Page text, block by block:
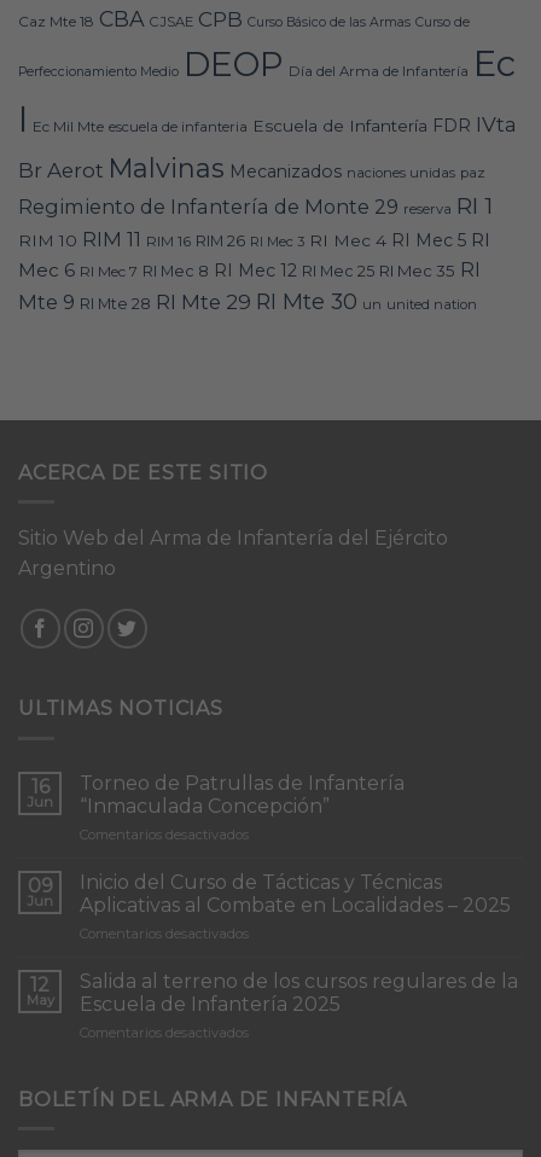
Caz Mte 18 CBA CJSAE CPB Curso Básico de las Armas Curso de
Perfeccionamiento Medio DEOP Día del Arma de Infantería Ec
I Ec Mil Mte escuela de infanteria Escuela de Infantería FDR IVta
Br Aerot Malvinas Mecanizados naciones unidas paz
Regimiento de Infantería de Monte 29 reserva RI 1
RIM 10 RIM 11 RIM 16 RIM 26 RI Mec 3 RI Mec 4 RI Mec 5 RI
Mec 6 RI Mec 7 RI Mec 8 RI Mec 12 RI Mec 25 RI Mec 35 RI
Mte 9 RI Mte 28 RI Mte 29 RI Mte 30 un united nation
ACERCA DE ESTE SITIO
Sitio Web del Arma de Infantería del Ejército
Argentino
ULTIMAS NOTICIAS
16
Jun
Torneo de Patrullas de Infantería
“Inmaculada Concepción”
Comentarios desactivadosen
de
Patrullas
de
Infantería
Concepción”
09
Jun
Inicio del Curso de Tácticas y Técnicas
Aplicativas al Combate en Localidades – 2025
Comentarios desactivadosen
del
Curso
de
Tácticas
Aplicativas
12
May
Salida al terreno de los cursos regulares de la
Escuela de Infantería 2025
Comentarios desactivadosen
terreno
BOLETÍN DEL ARMA DE INFANTERÍA